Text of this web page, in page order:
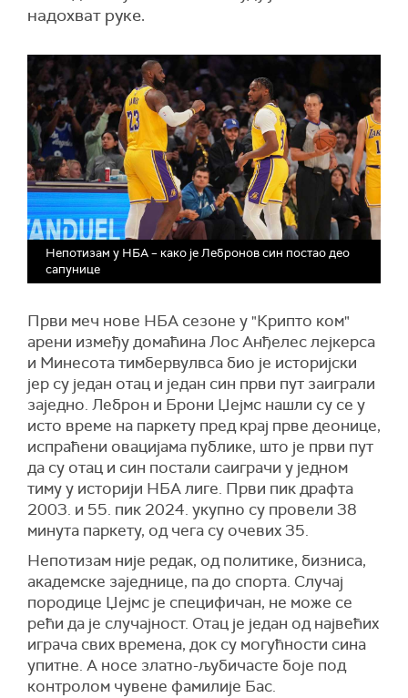
надохват руке.
Непотизам у НБА – како је Лебронов син постао део
сапунице
Први меч нове НБА сезоне у "Крипто ком"
арени између домаћина Лос Анђелес лејкерса
и Минесота тимбервулвса био је историјски
јер су један отац и један син први пут заиграли
заједно. Леброн и Брони Џејмс нашли су се у
исто време на паркету пред крај прве деонице,
испраћени овацијама публике, што је први пут
да су отац и син постали саиграчи у једном
тиму у историји НБА лиге. Први пик драфта
2003. и 55. пик 2024. укупно су провели 38
минута паркету, од чега су очевих 35.
Непотизам није редак, од политике, бизниса,
академске заједнице, па до спорта. Случај
породице Џејмс је специфичан, не може се
рећи да је случајност. Отац је један од највећих
играча свих времена, док су могућности сина
упитне. А носе златно-љубичасте боје под
контролом чувене фамилије Бас.